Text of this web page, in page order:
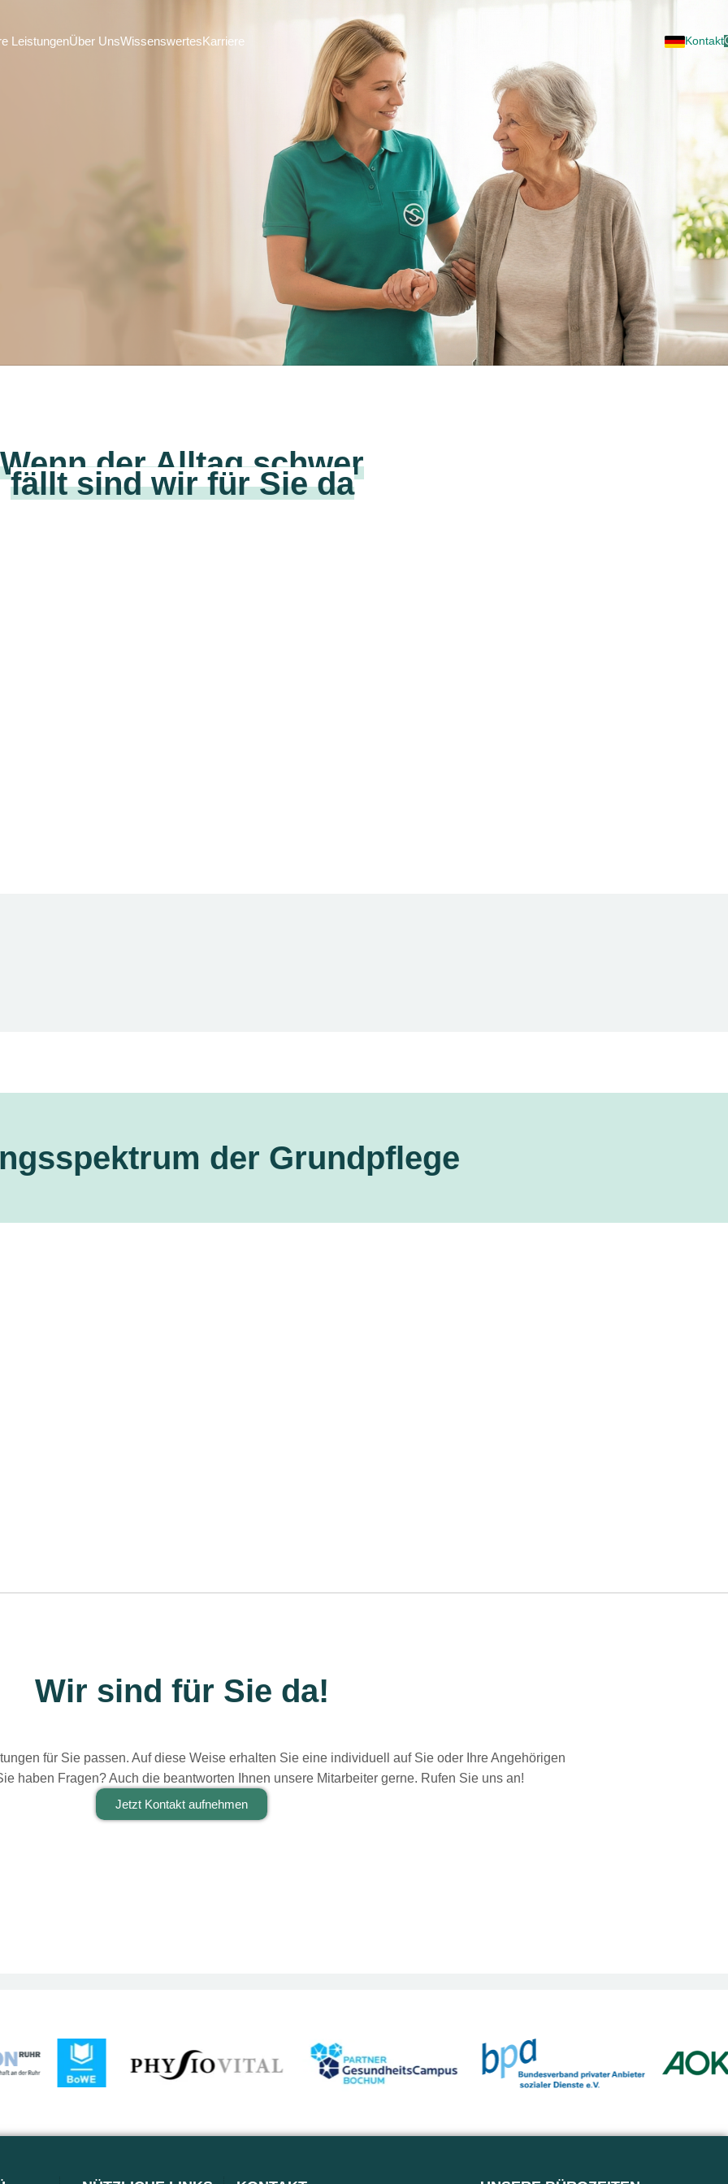
LeistungenÜber UnsWissenswertesKarriere Kontakt
Wenn der Alltag schwer
fällt sind wir für Sie da
der Grundpflege
Wir sind für Sie da!
für Sie passen. Auf diese Weise erhalten Sie eine individuell auf Sie oder Ihre Angehörigen
haben Fragen? Auch die beantworten Ihnen unsere Mitarbeiter gerne. Rufen Sie uns an!
Jetzt Kontakt aufnehmen